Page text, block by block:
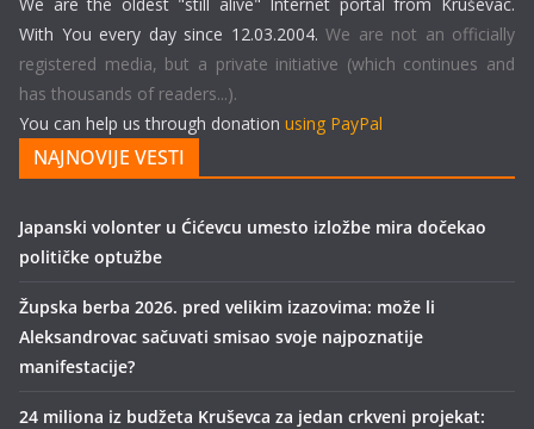
With You every day since 12.03.2004. We are not an officially
registered media, but a private initiative (which continues and
has thousands of readers...).
You can help us through donation using PayPal
NAJNOVIJE VESTI
Japanski volonter u Ćićevcu umesto izložbe mira dočekao
političke optužbe
Župska berba 2026. pred velikim izazovima: može li
Aleksandrovac sačuvati smisao svoje najpoznatije
manifestacije?
24 miliona iz budžeta Kruševca za jedan crkveni projekat: